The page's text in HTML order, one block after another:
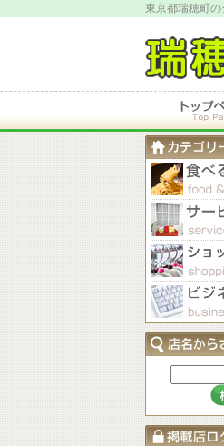
東京都瑞穂町